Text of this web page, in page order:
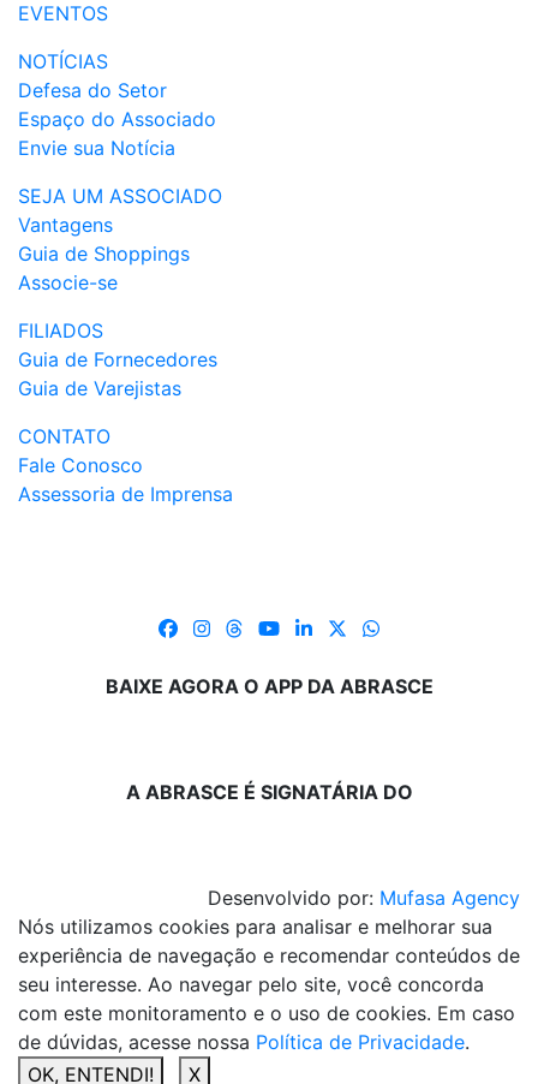
EVENTOS
NOTÍCIAS
Defesa do Setor
Espaço do Associado
Envie sua Notícia
SEJA UM ASSOCIADO
Vantagens
Guia de Shoppings
Associe-se
FILIADOS
Guia de Fornecedores
Guia de Varejistas
CONTATO
Fale Conosco
Assessoria de Imprensa
BAIXE AGORA O APP DA ABRASCE
A ABRASCE É SIGNATÁRIA DO
Desenvolvido por: Mufasa Agency
Nós utilizamos cookies para analisar e melhorar sua
experiência de navegação e recomendar conteúdos de
seu interesse. Ao navegar pelo site, você concorda
com este monitoramento e o uso de cookies. Em caso
de dúvidas, acesse nossa Política de Privacidade.
OK, ENTENDI!
X